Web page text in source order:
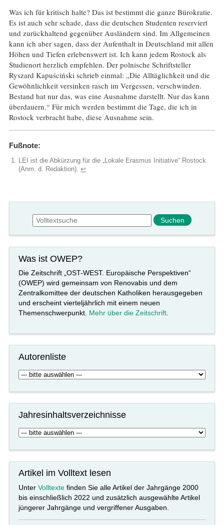
Was ich für kritisch halte? Das ist bestimmt die ganze Bürokratie.
Es ist auch sehr schade, dass die deutschen Studenten reserviert
und zurückhaltend gegenüber Ausländern sind. Im Allgemeinen
kann ich aber sagen, dass der Aufenthalt in Deutschland mit allen
Höhen und Tiefen erlebenswert ist. Ich kann jedem Rostock als
Studienort herzlich empfehlen. Der polnische Schriftsteller
Ryszard Kapuściński schrieb einmal: „Die Alltäglichkeit und die
Gewöhnlichkeit versinken rasch im Vergessen, verschwinden.
Bestand hat nur das, was eine Ausnahme darstellt. Nur das kann
überdauern.“ Für mich werden bestimmt die Tage, die ich in
Rostock verbracht habe, diese Ausnahme sein.
Fußnote:
LEI ist die Abkürzung für die „Lokale Erasmus Initiative“ Rostock
(Anm. d. Redaktion).↩︎
Suchformular
Suche
Was ist OWEP?
Die Zeitschrift „OST-WEST. Europäische Perspektiven“
(OWEP) wird gemeinsam von Renovabis und dem
Zentralkomittee der deutschen Katholiken herausgegeben
und erscheint vierteljährlich mit einem neuen
Themenschwerpunkt. Mehr über die Zeitschrift
Autorenliste
Jahresinhaltsverzeichnisse
Artikel im Volltext lesen
UnterVolltexte finden Sie alle Artikel der Jahrgänge 2000
bis einschließlich 2022 und zusätzlich ausgewählte Artikel
jüngerer Jahrgänge und vergriffener Ausgaben.